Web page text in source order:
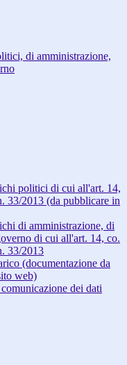
di amministrazione,
politici di cui all'art. 14,
33/2013 (da pubblicare in
di amministrazione, di
di cui all'art. 14, co.
33/2013
(documentazione da
web)
dei dati